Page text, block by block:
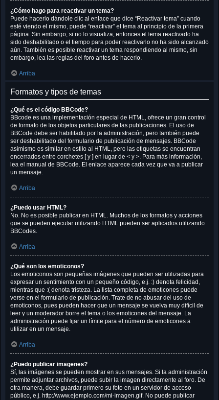
¿Cómo hago para reactivar un tema?
Puede hacerlo dándole clic al enlace que dice “Reactivar tema” cuando
esté viendo el mismo, puede “reactivar” el tema al principio de la primera
página. Sin embargo, si no lo visualiza, entonces el tema reactivado ha
sido deshabilitado o el tiempo para poder reactivarlo no ha sido alcanzado
aún. También es posible reactivar un tema respondiendo al mismo, sin
embargo, lea las reglas del foro antes de hacerlo.
Arriba
Formatos y tipos de temas
¿Qué es el código BBCode?
BBcode es una implementación especial de HTML, ofrece un gran control
de formato de los objetos particulares de las publicaciones. El uso de
BBCode debe ser habilitado por la administración, pero también puede
ser deshabilitado del formulario de publicación de mensajes. BBCode
asimismo es similar en estilo al HTML, pero las etiquetas se encuentran
encerrados entre corchetes [ y ] en lugar de < y >. Para más información,
lea el manual de BBCode. El enlace aparece cada vez que va a publicar
un mensaje.
Arriba
¿Puedo usar HTML?
No. No es posible publicar en HTML. Muchos de los formatos y acciones
que se pueden ejecutar utilizando HTML pueden ser aplicados utilizando
BBCodes.
Arriba
¿Qué son los emoticonos?
Los emoticonos son pequeñas imágenes que pueden ser utilizadas para
expresar un sentimiento con un pequeño código, e.j. :) denota felicidad,
mientras que :( denota tristeza. La lista completa de emoticones puede
verse en el formulario de publicación. Trate de no abusar del uso de
emoticonos, pues pueden hacer que un mensaje se vuelva muy difícil de
leer y un moderador borre el tema o los emoticones del mensaje. La
administración puede fijar un límite para el número de emoticones a
utilizar en un mensaje.
Arriba
¿Puedo publicar imagenes?
Sí, las imágenes se pueden mostrar en sus mensajes. Si la administración
permite adjuntar archivos, puede subir la imagen directamente al foro. De
otra manera, debe guardar primero su foto en un servidor de acceso
público, e.j. http://www.ejemplo.com/mi-imagen.gif. No puede publicar